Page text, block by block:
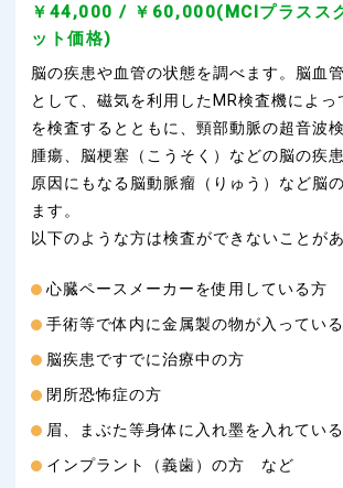
￥44,000 / ￥60,000(MCIプラスス
ット価格)
脳の疾患や血管の状態を調べます。脳血
として、磁気を利用したMR検査機によっ
を検査するとともに、頸部動脈の超音波
腫瘍、脳梗塞（こうそく）などの脳の疾
原因にもなる脳動脈瘤（りゅう）など脳
ます。
以下のような方は検査ができないことがあ
心臓ペースメーカーを使用している方
手術等で体内に金属製の物が入ってい
脳疾患ですでに治療中の方
閉所恐怖症の方
眉、まぶた等身体に入れ墨を入れてい
インプラント（義歯）の方 など